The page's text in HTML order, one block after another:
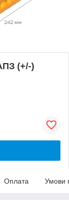
(+/-)
Оплата Умови